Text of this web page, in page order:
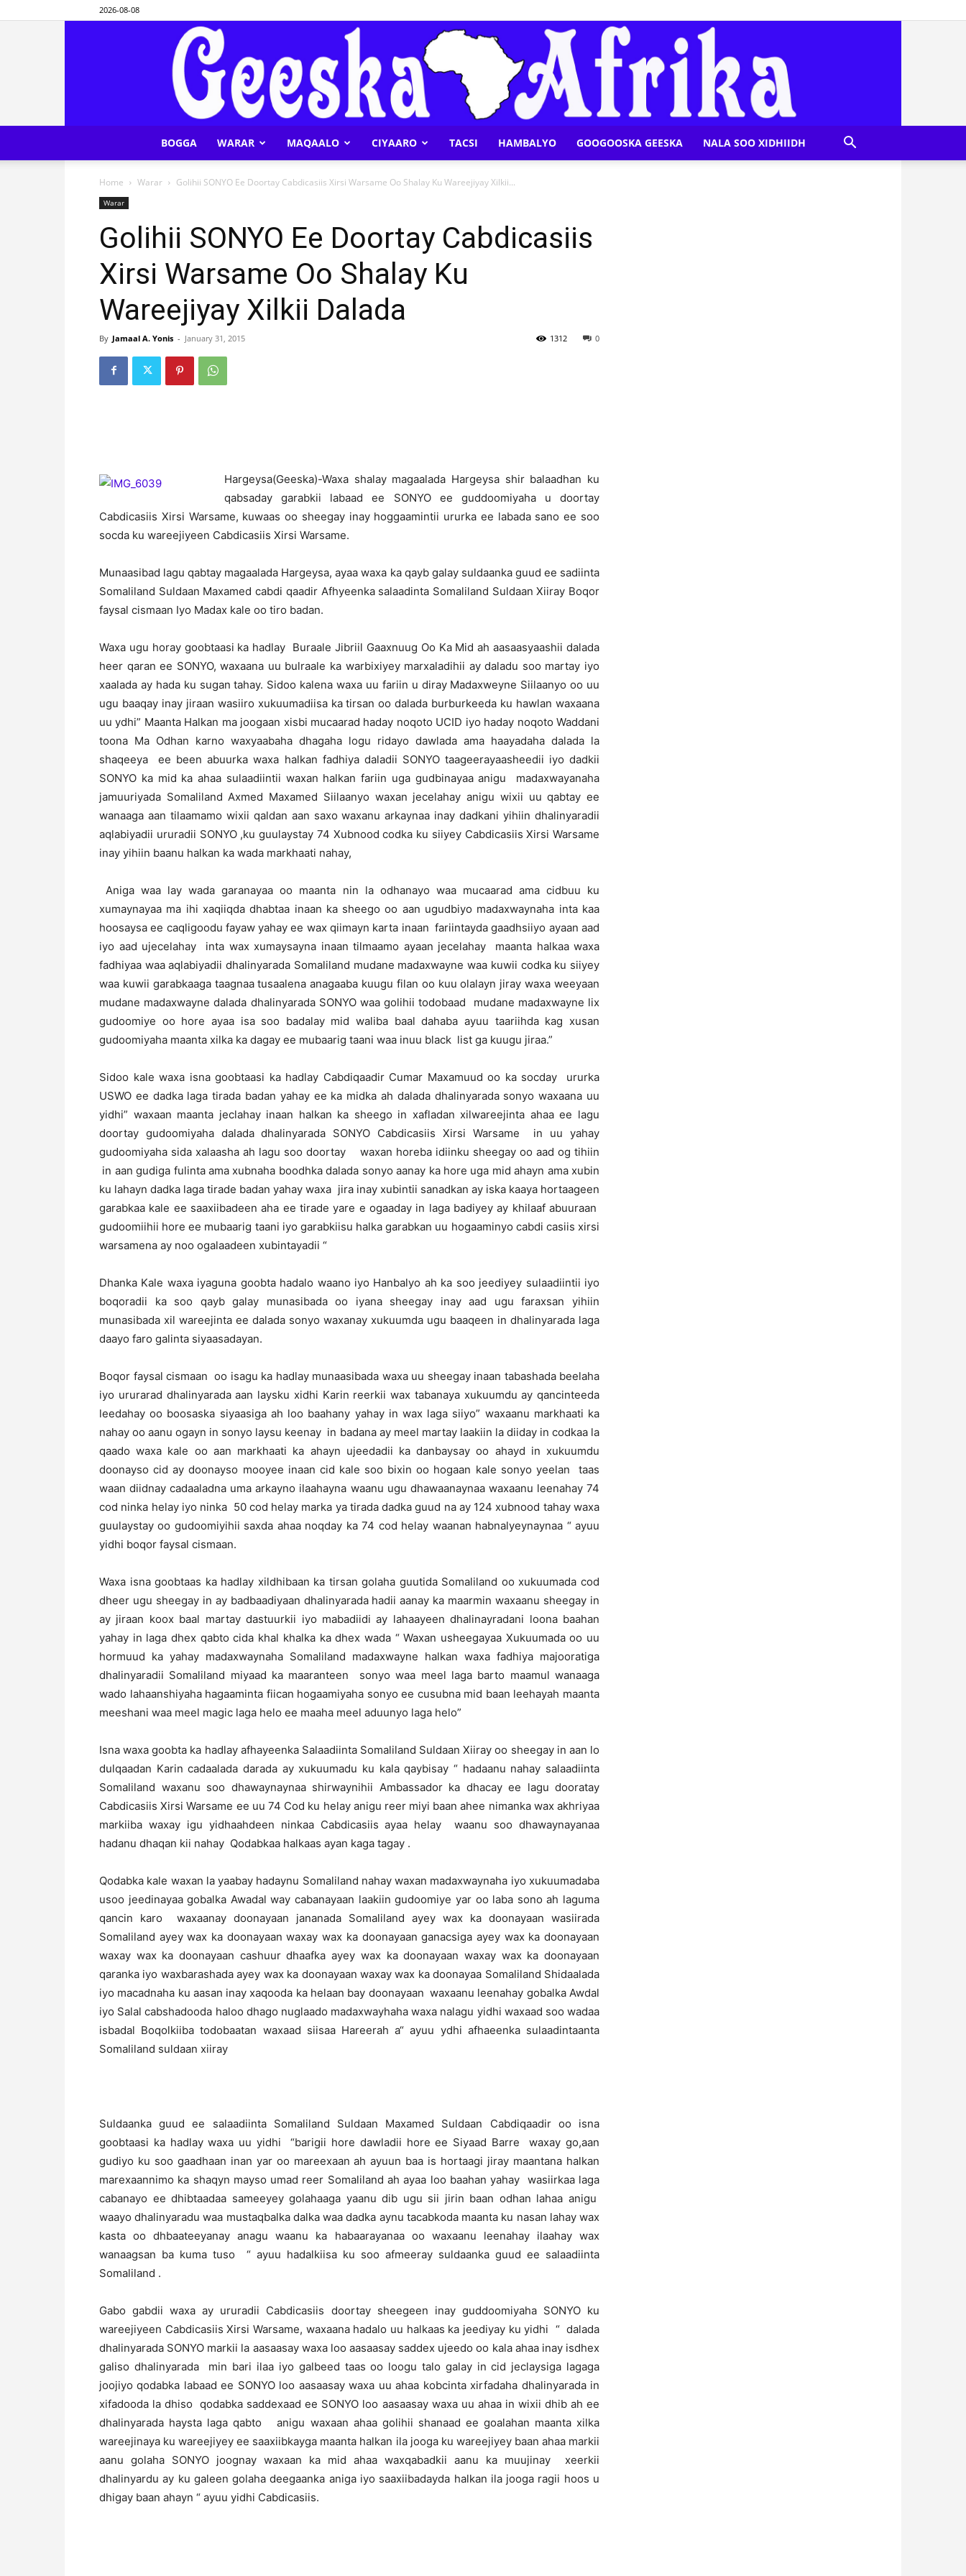
2026-08-08
BOGGA WARAR MAQAALO CIYAARO TACSI HAMBALYO GOOGOOSKA GEESKA NALA SOO XIDHIIDH
Home Warar Golihii SONYO Ee Doortay Cabdicasiis Xirsi Warsame Oo Shalay Ku Wareejiyay Xilkii...
Warar
Golihii SONYO Ee Doortay Cabdicasiis
Xirsi Warsame Oo Shalay Ku
Wareejiyay Xilkii Dalada
By Jamaal A. Yonis - January 31, 2015 0
1312
Hargeysa(Geeska)-Waxa shalay magaalada Hargeysa shir balaadhan ku
qabsaday garabkii labaad ee SONYO ee guddoomiyaha u doortay
Cabdicasiis Xirsi Warsame, kuwaas oo sheegay inay hoggaamintii ururka ee labada sano ee soo
socda ku wareejiyeen Cabdicasiis Xirsi Warsame.
Munaasibad lagu qabtay magaalada Hargeysa, ayaa waxa ka qayb galay suldaanka guud ee sadiinta
Somaliland Suldaan Maxamed cabdi qaadir Afhyeenka salaadinta Somaliland Suldaan Xiiray Boqor
faysal cismaan Iyo Madax kale oo tiro badan.
Waxa ugu horay goobtaasi ka hadlay Buraale Jibriil Gaaxnuug Oo Ka Mid ah aasaasyaashii dalada
heer qaran ee SONYO, waxaana uu bulraale ka warbixiyey marxaladihii ay daladu soo martay iyo
xaalada ay hada ku sugan tahay. Sidoo kalena waxa uu fariin u diray Madaxweyne Siilaanyo oo uu
ugu baaqay inay jiraan wasiiro xukuumadiisa ka tirsan oo dalada burburkeeda ku hawlan waxaana
uu ydhi” Maanta Halkan ma joogaan xisbi mucaarad haday noqoto UCID iyo haday noqoto Waddani
toona Ma Odhan karno waxyaabaha dhagaha logu ridayo dawlada ama haayadaha dalada la
shaqeeya ee been abuurka waxa halkan fadhiya daladii SONYO taageerayaasheedii iyo dadkii
SONYO ka mid ka ahaa sulaadiintii waxan halkan fariin uga gudbinayaa anigu madaxwayanaha
jamuuriyada Somaliland Axmed Maxamed Siilaanyo waxan jecelahay anigu wixii uu qabtay ee
wanaaga aan tilaamamo wixii qaldan aan saxo waxanu arkaynaa inay dadkani yihiin dhalinyaradii
aqlabiyadii ururadii SONYO ,ku guulaystay 74 Xubnood codka ku siiyey Cabdicasiis Xirsi Warsame
inay yihiin baanu halkan ka wada markhaati nahay,
Aniga waa lay wada garanayaa oo maanta nin la odhanayo waa mucaarad ama cidbuu ku
xumaynayaa ma ihi xaqiiqda dhabtaa inaan ka sheego oo aan ugudbiyo madaxwaynaha inta kaa
hoosaysa ee caqligoodu fayaw yahay ee wax qiimayn karta inaan fariintayda gaadhsiiyo ayaan aad
iyo aad ujecelahay inta wax xumaysayna inaan tilmaamo ayaan jecelahay maanta halkaa waxa
fadhiyaa waa aqlabiyadii dhalinyarada Somaliland mudane madaxwayne waa kuwii codka ku siiyey
waa kuwii garabkaaga taagnaa tusaalena anagaaba kuugu filan oo kuu olalayn jiray waxa weeyaan
mudane madaxwayne dalada dhalinyarada SONYO waa golihii todobaad mudane madaxwayne lix
gudoomiye oo hore ayaa isa soo badalay mid waliba baal dahaba ayuu taariihda kag xusan
gudoomiyaha maanta xilka ka dagay ee mubaarig taani waa inuu black list ga kuugu jiraa.”
Sidoo kale waxa isna goobtaasi ka hadlay Cabdiqaadir Cumar Maxamuud oo ka socday ururka
USWO ee dadka laga tirada badan yahay ee ka midka ah dalada dhalinyarada sonyo waxaana uu
yidhi” waxaan maanta jeclahay inaan halkan ka sheego in xafladan xilwareejinta ahaa ee lagu
doortay gudoomiyaha dalada dhalinyarada SONYO Cabdicasiis Xirsi Warsame in uu yahay
gudoomiyaha sida xalaasha ah lagu soo doortay waxan horeba idiinku sheegay oo aad og tihiin
in aan gudiga fulinta ama xubnaha boodhka dalada sonyo aanay ka hore uga mid ahayn ama xubin
ku lahayn dadka laga tirade badan yahay waxa jira inay xubintii sanadkan ay iska kaaya hortaageen
garabkaa kale ee saaxiibadeen aha ee tirade yare e ogaaday in laga badiyey ay khilaaf abuuraan
gudoomiihii hore ee mubaarig taani iyo garabkiisu halka garabkan uu hogaaminyo cabdi casiis xirsi
warsamena ay noo ogalaadeen xubintayadii “
Dhanka Kale waxa iyaguna goobta hadalo waano iyo Hanbalyo ah ka soo jeediyey sulaadiintii iyo
boqoradii ka soo qayb galay munasibada oo iyana sheegay inay aad ugu faraxsan yihiin
munasibada xil wareejinta ee dalada sonyo waxanay xukuumda ugu baaqeen in dhalinyarada laga
daayo faro galinta siyaasadayan.
Boqor faysal cismaan oo isagu ka hadlay munaasibada waxa uu sheegay inaan tabashada beelaha
iyo ururarad dhalinyarada aan laysku xidhi Karin reerkii wax tabanaya xukuumdu ay qancinteeda
leedahay oo boosaska siyaasiga ah loo baahany yahay in wax laga siiyo” waxaanu markhaati ka
nahay oo aanu ogayn in sonyo laysu keenay in badana ay meel martay laakiin la diiday in codkaa la
qaado waxa kale oo aan markhaati ka ahayn ujeedadii ka danbaysay oo ahayd in xukuumdu
doonayso cid ay doonayso mooyee inaan cid kale soo bixin oo hogaan kale sonyo yeelan taas
waan diidnay cadaaladna uma arkayno ilaahayna waanu ugu dhawaanaynaa waxaanu leenahay 74
cod ninka helay iyo ninka 50 cod helay marka ya tirada dadka guud na ay 124 xubnood tahay waxa
guulaystay oo gudoomiyihii saxda ahaa noqday ka 74 cod helay waanan habnalyeynaynaa “ ayuu
yidhi boqor faysal cismaan.
Waxa isna goobtaas ka hadlay xildhibaan ka tirsan golaha guutida Somaliland oo xukuumada cod
dheer ugu sheegay in ay badbaadiyaan dhalinyarada hadii aanay ka maarmin waxaanu sheegay in
ay jiraan koox baal martay dastuurkii iyo mabadiidi ay lahaayeen dhalinayradani loona baahan
yahay in laga dhex qabto cida khal khalka ka dhex wada “ Waxan usheegayaa Xukuumada oo uu
hormuud ka yahay madaxwaynaha Somaliland madaxwayne halkan waxa fadhiya majooratiga
dhalinyaradii Somaliland miyaad ka maaranteen sonyo waa meel laga barto maamul wanaaga
wado lahaanshiyaha hagaaminta fiican hogaamiyaha sonyo ee cusubna mid baan leehayah maanta
meeshani waa meel magic laga helo ee maaha meel aduunyo laga helo”
Isna waxa goobta ka hadlay afhayeenka Salaadiinta Somaliland Suldaan Xiiray oo sheegay in aan lo
dulqaadan Karin cadaalada darada ay xukuumadu ku kala qaybisay “ hadaanu nahay salaadiinta
Somaliland waxanu soo dhawaynaynaa shirwaynihii Ambassador ka dhacay ee lagu dooratay
Cabdicasiis Xirsi Warsame ee uu 74 Cod ku helay anigu reer miyi baan ahee nimanka wax akhriyaa
markiiba waxay igu yidhaahdeen ninkaa Cabdicasiis ayaa helay waanu soo dhawaynayanaa
hadanu dhaqan kii nahay Qodabkaa halkaas ayan kaga tagay .
Qodabka kale waxan la yaabay hadaynu Somaliland nahay waxan madaxwaynaha iyo xukuumadaba
usoo jeedinayaa gobalka Awadal way cabanayaan laakiin gudoomiye yar oo laba sono ah laguma
qancin karo waxaanay doonayaan jananada Somaliland ayey wax ka doonayaan wasiirada
Somaliland ayey wax ka doonayaan waxay wax ka doonayaan ganacsiga ayey wax ka doonayaan
waxay wax ka doonayaan cashuur dhaafka ayey wax ka doonayaan waxay wax ka doonayaan
qaranka iyo waxbarashada ayey wax ka doonayaan waxay wax ka doonayaa Somaliland Shidaalada
iyo macadnaha ku aasan inay xaqooda ka helaan bay doonayaan waxaanu leenahay gobalka Awdal
iyo Salal cabshadooda haloo dhago nuglaado madaxwayhaha waxa nalagu yidhi waxaad soo wadaa
isbadal Boqolkiiba todobaatan waxaad siisaa Hareerah a“ ayuu ydhi afhaeenka sulaadintaanta
Somaliland suldaan xiiray
Suldaanka guud ee salaadiinta Somaliland Suldaan Maxamed Suldaan Cabdiqaadir oo isna
goobtaasi ka hadlay waxa uu yidhi “barigii hore dawladii hore ee Siyaad Barre waxay go,aan
gudiyo ku soo gaadhaan inan yar oo mareexaan ah ayuun baa is hortaagi jiray maantana halkan
marexaannimo ka shaqyn mayso umad reer Somaliland ah ayaa loo baahan yahay wasiirkaa laga
cabanayo ee dhibtaadaa sameeyey golahaaga yaanu dib ugu sii jirin baan odhan lahaa anigu
waayo dhalinyaradu waa mustaqbalka dalka waa dadka aynu tacabkoda maanta ku nasan lahay wax
kasta oo dhbaateeyanay anagu waanu ka habaarayanaa oo waxaanu leenahay ilaahay wax
wanaagsan ba kuma tuso “ ayuu hadalkiisa ku soo afmeeray suldaanka guud ee salaadiinta
Somaliland .
Gabo gabdii waxa ay ururadii Cabdicasiis doortay sheegeen inay guddoomiyaha SONYO ku
wareejiyeen Cabdicasiis Xirsi Warsame, waxaana hadalo uu halkaas ka jeediyay ku yidhi “ dalada
dhalinyarada SONYO markii la aasaasay waxa loo aasaasay saddex ujeedo oo kala ahaa inay isdhex
galiso dhalinyarada min bari ilaa iyo galbeed taas oo loogu talo galay in cid jeclaysiga lagaga
joojiyo qodabka labaad ee SONYO loo aasaasay waxa uu ahaa kobcinta xirfadaha dhalinyarada in
xifadooda la dhiso qodabka saddexaad ee SONYO loo aasaasay waxa uu ahaa in wixii dhib ah ee
dhalinyarada haysta laga qabto anigu waxaan ahaa golihii shanaad ee goalahan maanta xilka
wareejinaya ku wareejiyey ee saaxiibkayga maanta halkan ila jooga ku wareejiyey baan ahaa markii
aanu golaha SONYO joognay waxaan ka mid ahaa waxqabadkii aanu ka muujinay xeerkii
dhalinyardu ay ku galeen golaha deegaanka aniga iyo saaxiibadayda halkan ila jooga ragii hoos u
dhigay baan ahayn “ ayuu yidhi Cabdicasiis.